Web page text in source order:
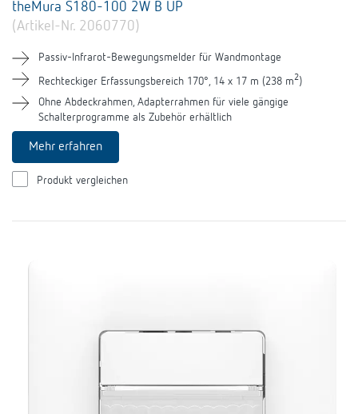
theMura S180-100 2W B UP
(Artikel-Nr. 2060770)
Passiv-Infrarot-Bewegungsmelder für Wandmontage
Rechteckiger Erfassungsbereich 170°, 14 x 17 m (238 m2)
Ohne Abdeckrahmen, Adapterrahmen für viele gängige
Schalterprogramme als Zubehör erhältlich
Mehr erfahren
Produkt vergleichen